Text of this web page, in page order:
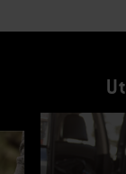
Dette er en